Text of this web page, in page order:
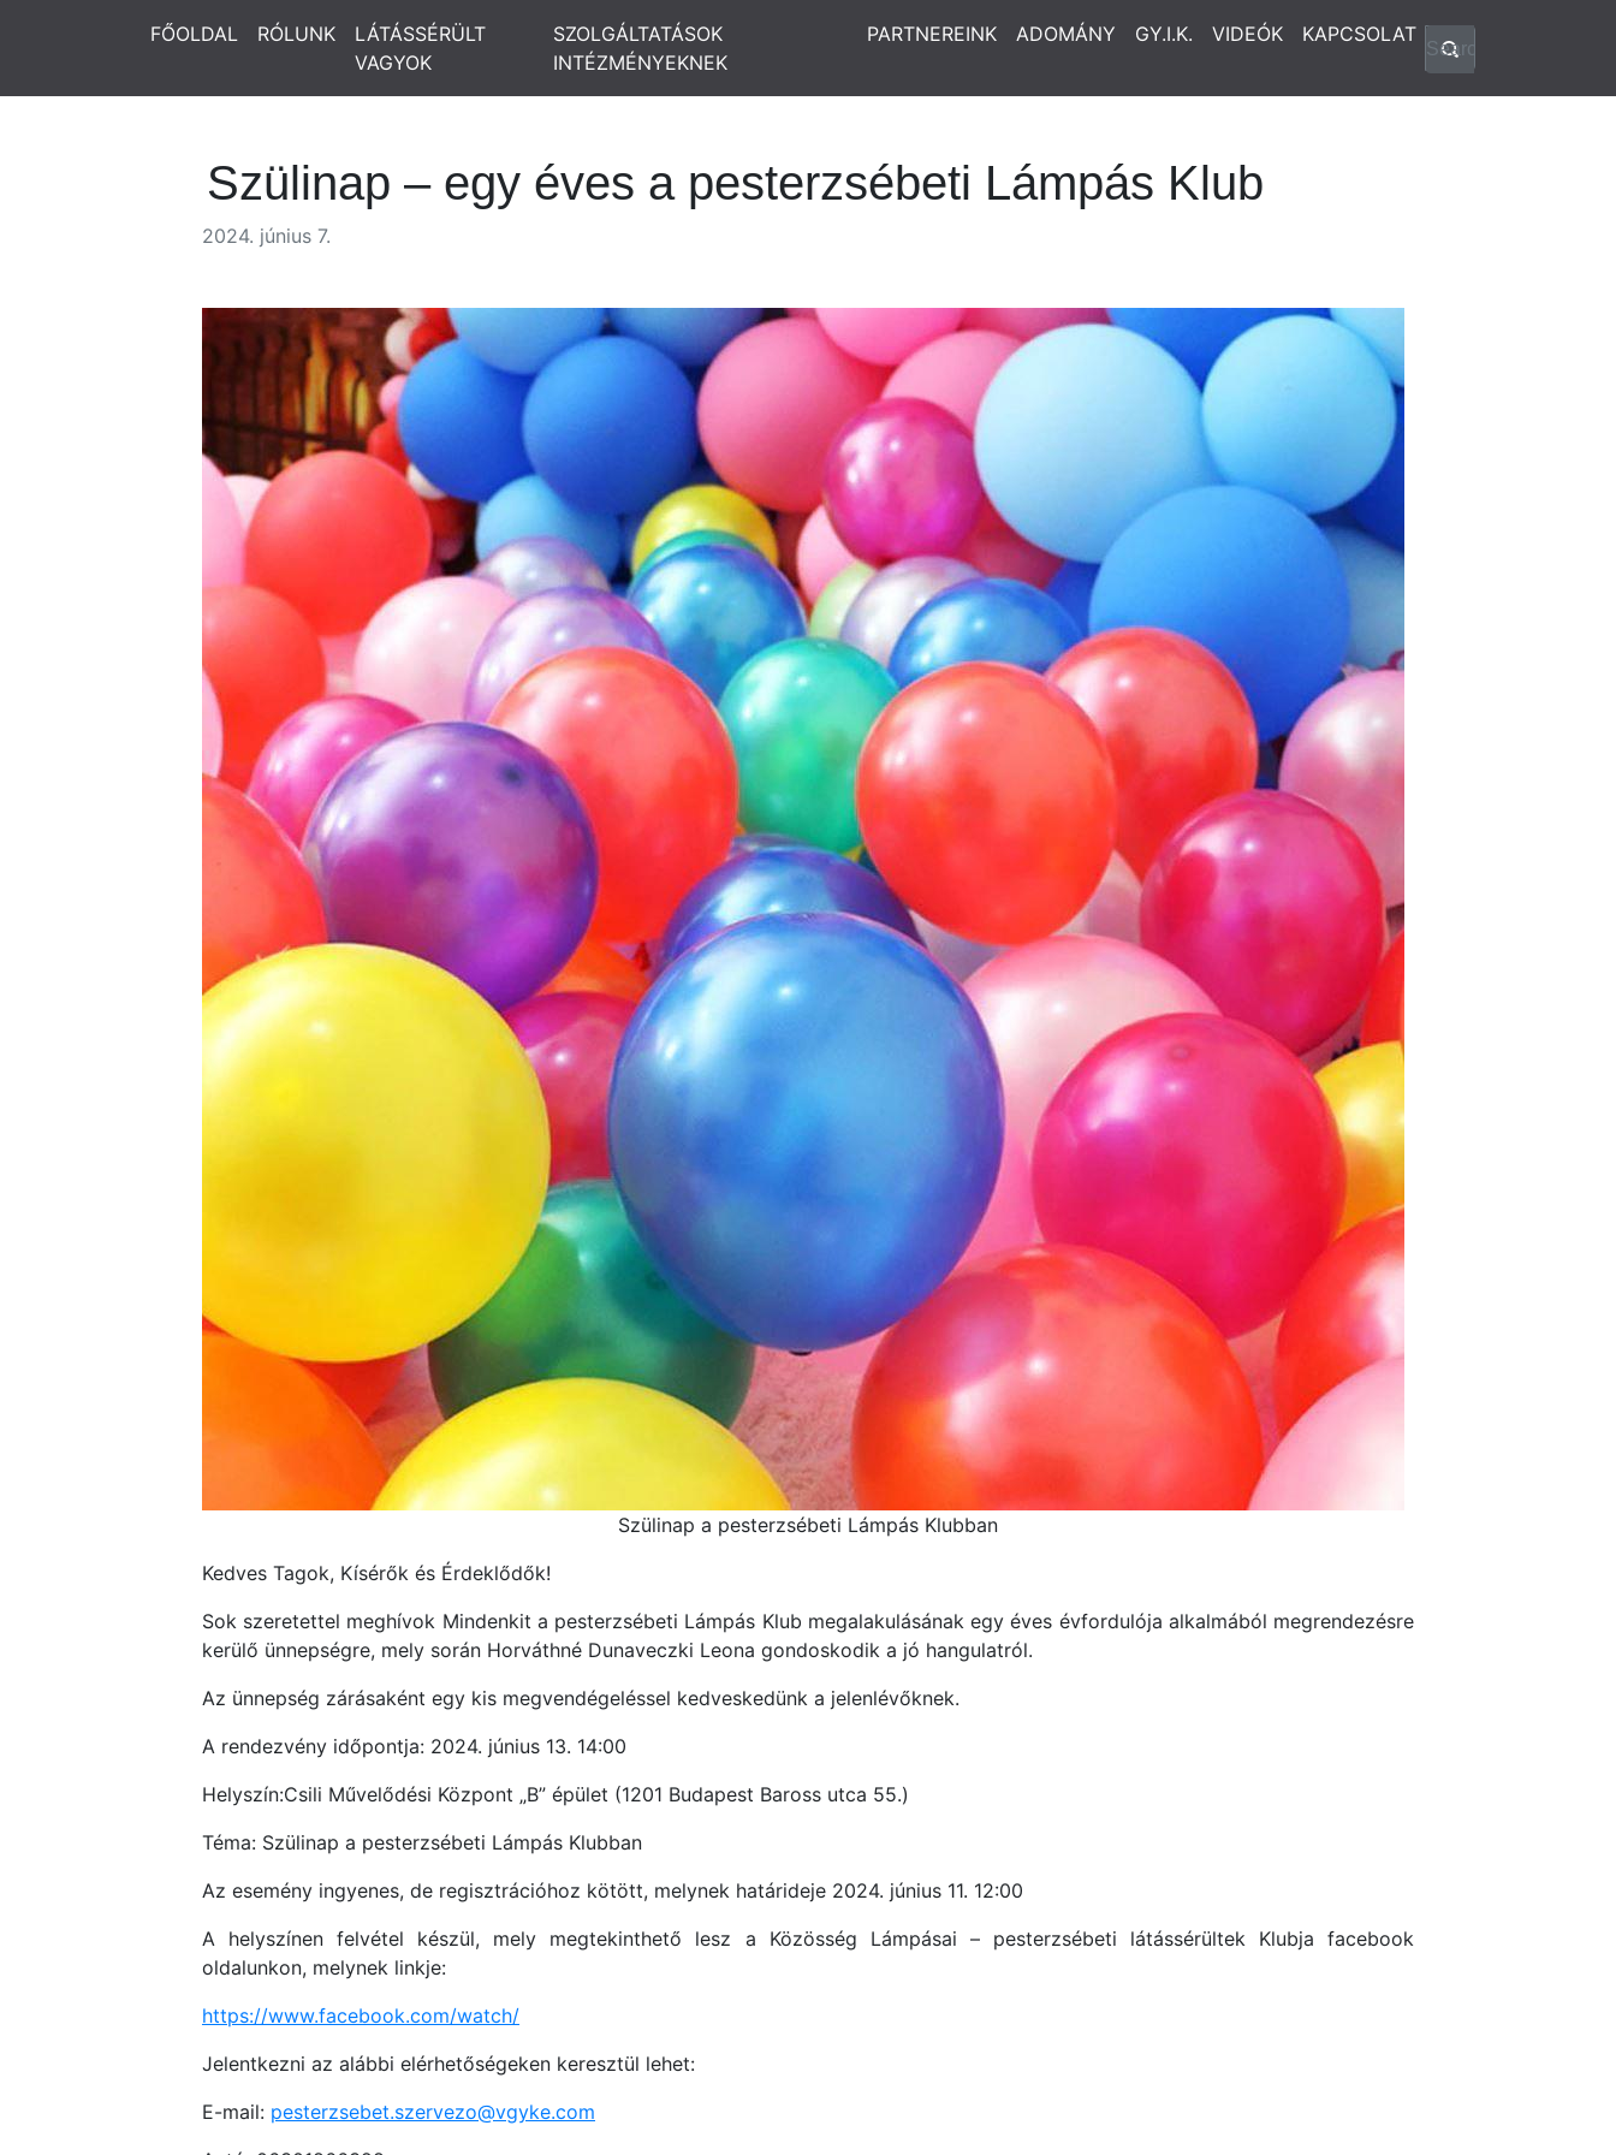
FŐOLDAL RÓLUNK
LÁTÁSSÉRÜLT
VAGYOK
SZOLGÁLTATÁSOK
INTÉZMÉNYEKNEK
PARTNEREINK ADOMÁNY GY.I.K. VIDEÓK KAPCSOLAT
Szülinap – egy éves a pesterzsébeti Lámpás Klub
2024. június 7.
Szülinap a pesterzsébeti Lámpás Klubban
Kedves Tagok, Kísérők és Érdeklődők!
Sok szeretettel meghívok Mindenkit a pesterzsébeti Lámpás Klub megalakulásának egy éves évfordulója alkalmából megrendezésre
kerülő ünnepségre, mely során Horváthné Dunaveczki Leona gondoskodik a jó hangulatról.
Az ünnepség zárásaként egy kis megvendégeléssel kedveskedünk a jelenlévőknek.
A rendezvény időpontja: 2024. június 13. 14:00
Helyszín:Csili Művelődési Központ „B” épület (1201 Budapest Baross utca 55.)
Téma: Szülinap a pesterzsébeti Lámpás Klubban
Az esemény ingyenes, de regisztrációhoz kötött, melynek határideje 2024. június 11. 12:00
A helyszínen felvétel készül, mely megtekinthető lesz a Közösség Lámpásai – pesterzsébeti látássérültek Klubja facebook
oldalunkon, melynek linkje:
https://www.facebook.com/watch/
Jelentkezni az alábbi elérhetőségeken keresztül lehet:
E-mail: pesterzsebet.szervezo@vgyke.com